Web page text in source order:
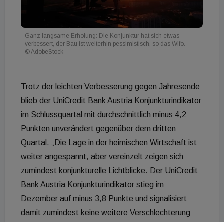
Ganz langsame Erholung: Die Konjunktur hat sich etwas
verbessert, der Bau ist weiterhin pessimistisch, so das Wifo.
© AdobeStock
Trotz der leichten Verbesserung gegen Jahresende
blieb der UniCredit Bank Austria Konjunkturindikator
im Schlussquartal mit durchschnittlich minus 4,2
Punkten unverändert gegenüber dem dritten
Quartal. „Die Lage in der heimischen Wirtschaft ist
weiter angespannt, aber vereinzelt zeigen sich
zumindest konjunkturelle Lichtblicke. Der UniCredit
Bank Austria Konjunkturindikator stieg im
Dezember auf minus 3,8 Punkte und signalisiert
damit zumindest keine weitere Verschlechterung